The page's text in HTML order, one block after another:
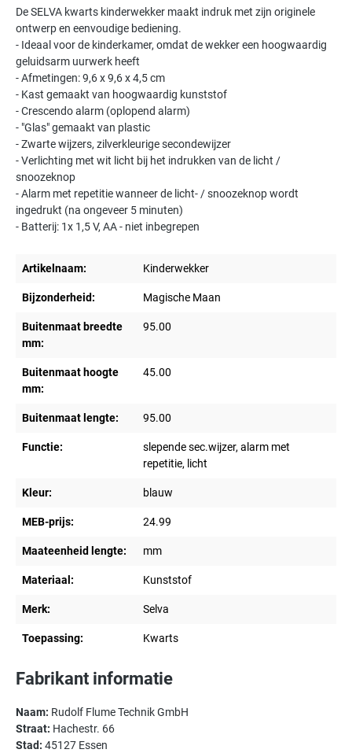
De SELVA kwarts kinderwekker maakt indruk met zijn originele
ontwerp en eenvoudige bediening.
- Ideaal voor de kinderkamer, omdat de wekker een hoogwaardig
geluidsarm uurwerk heeft
- Afmetingen: 9,6 x 9,6 x 4,5 cm
- Kast gemaakt van hoogwaardig kunststof
- Crescendo alarm (oplopend alarm)
- "Glas" gemaakt van plastic
- Zwarte wijzers, zilverkleurige secondewijzer
- Verlichting met wit licht bij het indrukken van de licht /
snoozeknop
- Alarm met repetitie wanneer de licht- / snoozeknop wordt
ingedrukt (na ongeveer 5 minuten)
- Batterij: 1x 1,5 V, AA - niet inbegrepen
Artikelnaam: Kinderwekker
Bijzonderheid: Magische Maan
Buitenmaat breedte
mm:
95.00
Buitenmaat hoogte
mm:
45.00
Buitenmaat lengte: 95.00
Functie:
slepende sec.wijzer, alarm met
repetitie, licht
Kleur: blauw
MEB-prijs: 24.99
Maateenheid lengte: mm
Materiaal: Kunststof
Merk: Selva
Toepassing: Kwarts
Fabrikant informatie
Naam: Rudolf Flume Technik GmbH
Straat: Hachestr. 66
Stad: 45127 Essen